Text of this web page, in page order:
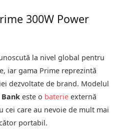
300W Power
la nivel global pentru
iar gama Prime reprezintă
dezvoltate de brand. Modelul
este o baterie externă
cei care au nevoie de mult mai
portabil.